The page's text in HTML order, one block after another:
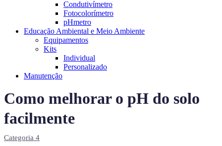
Condutivímetro
Fotocolorímetro
pHmetro
Educação Ambiental e Meio Ambiente
Equipamentos
Kits
Individual
Personalizado
Manutenção
Como melhorar o pH do solo
facilmente
Categoria 4